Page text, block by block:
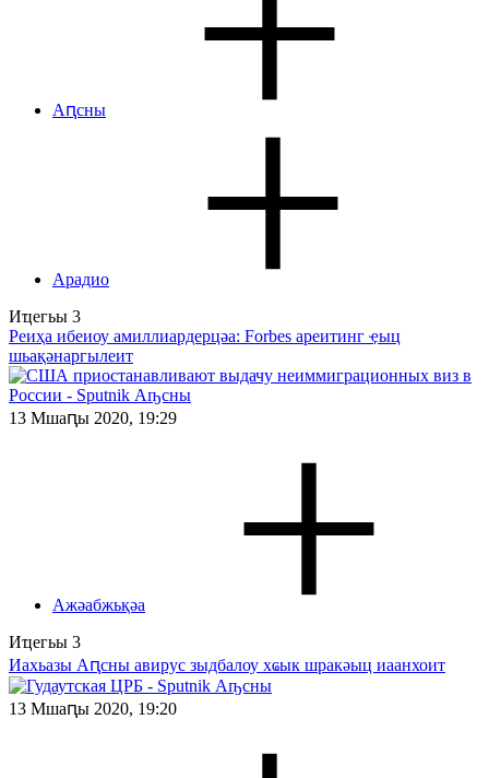
Аԥсны
Арадио
Иҵегьы 3
Реиҳа ибеиоу амиллиардерцәа: Forbes ареитинг ҿыц
шьақәнаргылеит
13 Мшаԥы 2020, 19:29
Ажәабжьқәа
Иҵегьы 3
Иахьазы Аԥсны авирус зыдбалоу хҩык шракәыц иаанхоит
13 Мшаԥы 2020, 19:20